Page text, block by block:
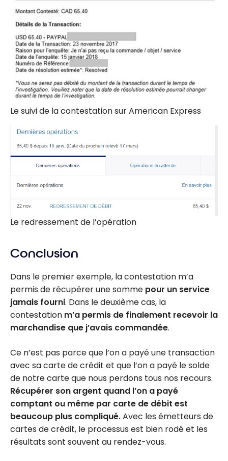
Le suivi de la contestation sur American Express
Le redressement de l’opération
Conclusion
Dans le premier exemple, la contestation m’a
permis de récupérer une somme pour un service
jamais fourni. Dans le deuxième cas, la
contestation m’a permis de finalement recevoir la
marchandise que j’avais commandée.
Ce n’est pas parce que l’on a payé une transaction
avec sa carte de crédit et que l’on a payé le solde
de notre carte que nous perdons tous nos recours.
Récupérer son argent quand l’on a payé
comptant ou même par carte de débit est
beaucoup plus compliqué.Avec les émetteurs de
cartes de crédit, le processus est bien rodé et les
résultats sont souvent au rendez-vous.